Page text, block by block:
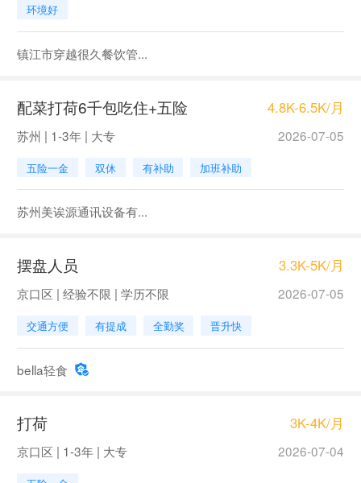
环境好
镇江市穿越很久餐饮管...
配菜打荷6千包吃住+五险 4.8K-6.5K/月
苏州 | 1-3年 | 大专 2026-07-05
五险一金 双休 有补助 加班补助
苏州美诶源通讯设备有...
摆盘人员 3.3K-5K/月
京口区 | 经验不限 | 学历不限 2026-07-05
交通方便 有提成 全勤奖 晋升快
bella轻食
打荷 3K-4K/月
京口区 | 1-3年 | 大专 2026-07-04